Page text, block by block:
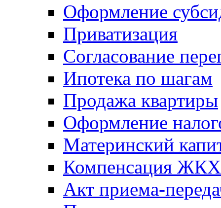
Оформление
Приватизация
Согласование
Ипотека по шагам
Продажа квартиры
Оформление
Материнский
Компенсация ЖКХ
Акт приема-